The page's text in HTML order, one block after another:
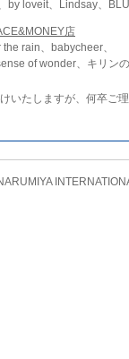
by loveit、Lindsay、
店
rain、babycheer、
of wonder、キリン
いたしますが、何卒ご